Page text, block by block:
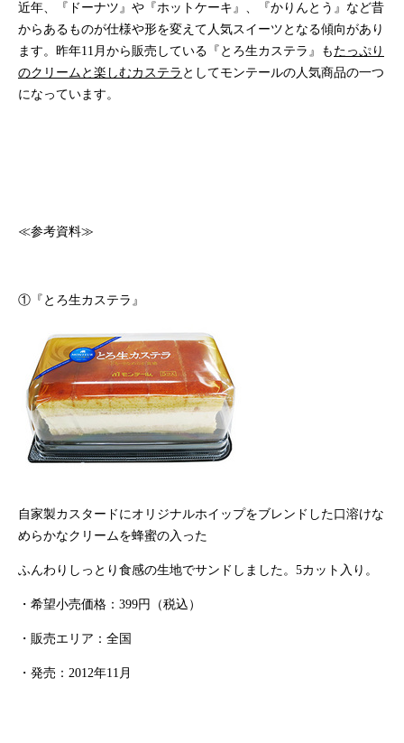
近年、『ドーナツ』や『ホットケーキ』、『かりんとう』など昔
からあるものが仕様や形を変えて人気スイーツとなる傾向があり
ます。昨年11 月から販売している『とろ生カステラ』も たっぷり
のクリームと楽しむカステラ としてモンテールの人気商品の一つ
になっています。
≪参考資料≫
①『とろ生カステラ』
自家製カスタードにオリジナルホイップをブレンドした口溶けな
めらかなクリームを蜂蜜の入った
ふんわりしっとり食感の生地でサンドしました。 5カット入り。
・希望小売価格： 399円（税込）
・販売エリア：全国
・発売： 2012年11 月